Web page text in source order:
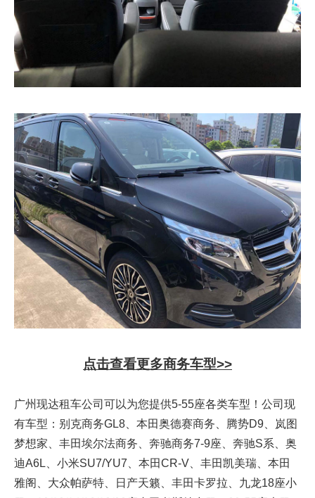
点击查看更多商务车型>>
广州现达租车公司可以为您提供5-55座各类车型！公司现
有车型：别克商务GL8、本田奥德赛商务、腾势D9、岚图
梦想家、丰田埃尔法商务、奔驰商务7-9座、奔驰S系、奥
迪A6L、小米SU7/YU7、本田CR-V、丰田凯美瑞、本田
雅阁、大众帕萨特、日产天籁、丰田卡罗拉、九龙18座小